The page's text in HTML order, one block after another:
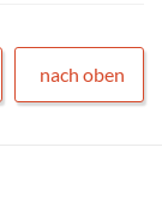
nach oben